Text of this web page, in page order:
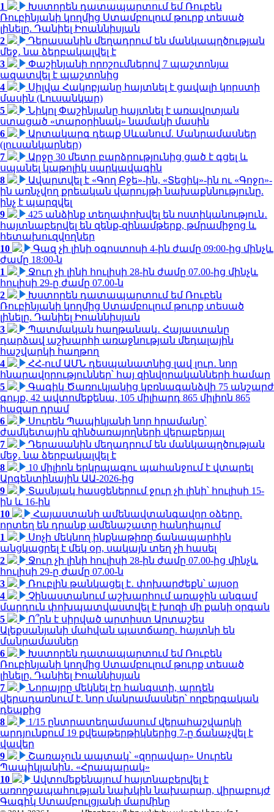
1
Խստորեն դատապարտում եմ Ռուբեն
Ռուբինյանի կողմից Ստամբուլում թուրք տեսած
լինելը. Դանիել Իոաննիսյան
2
Դերասանին մեղադրում են մանկապղծության
մեջ․ նա ձերբակալվել է
3
Փաշինյանի որոշումներով 7 պաշտոնյա
ազատվել է պաշտոնից
4
Սիլվա Հակոբյանը հայտնել է ցավալի կորստի
մասին (Լուսանկար)
5
Նիկոլ Փաշինյանը հայտնել է առավոտյան
ստացած «տարօրինակ» նամակի մասին
6
Արտակարգ դեպք Սևանում. Մանրամասներ
(լուսանկարներ)
7
Արջը 30 մետր բարձրությունից ցած է գցել և
սպանել կաթոլիկ սարկավագին
8
Ավարտվել է «Գող Բջե»-ին, «Տեցիկ»-ին ու «Գոջո»-
ին առնչվող քրեական վարույթի նախաքննությունը.
ինչ է պարզվել
9
425 անձինք տեղափոխվել են ոստիկանություն․
հայտնաբերվել են զենք-զինամթերք, թմրամիջոց և
հետախուզվողներ
10
Գազ չի լինի օգոստոսի 4-ին ժամը 09:00-ից մինչև
ժամը 18:00-ն
1
Ջուր չի լինի հուլիսի 28-ին ժամը 07.00-ից մինչև
հուլիսի 29-ը ժամը 07.00-ն
2
Խստորեն դատապարտում եմ Ռուբեն
Ռուբինյանի կողմից Ստամբուլում թուրք տեսած
լինելը. Դանիել Իոաննիսյան
3
Պատմական հաղթանակ․ Հայաստանը
դարձավ աշխարհի առաջնության մեդալային
հաշվարկի հաղթող
4
ՀՀ-ում ԱՄՆ դեսպանատնից լավ լուր․ նոր
հնարավորություններ՝ հայ զինվորականների համար
5
Գագիկ Ծառուկյանից կբռնագանձվի 75 անշարժ
գույք, 42 ավտոմեքենա, 105 միլիարդ 865 միլիոն 865
հազար դրամ
6
Սուրեն Պապիկյանի նոր հրամանը՝
ժամկետային զինծառայողների վերաբերյալ
7
Դերասանին մեղադրում են մանկապղծության
մեջ․ նա ձերբակալվել է
8
10 միլիոն երկրպագու պահանջում է վտարել
Արգենտինային ԱԱ-2026-ից
9
Տասնյակ հասցեներում ջուր չի լինի՝ հուլիսի 15-
ին և 16-ին
10
Հայաստանի ամենավտանգավոր օձերը.
որտեղ են դրանք ամենաշատը հանդիպում
1
Սոչի մեկնող ինքնաթիռը ճանապարհին
անցկացրել է մեկ օր, սակայն տեղ չի հասել
2
Ջուր չի լինի հուլիսի 28-ին ժամը 07.00-ից մինչև
հուլիսի 29-ը ժամը 07.00-ն
3
Ռուբլին թանկացել է․ փոխարժեքն՝ այսօր
4
Չինաստանում աշխարհում առաջին անգամ
մարդուն փոխպատվաստվել է խոզի մի քանի օրգան
5
Ո՞րն է սիրված արտիստ Արտաշես
Ալեքսանյանի մահվան պատճառը. հայտնի են
մանրամասներ
6
Խստորեն դատապարտում եմ Ռուբեն
Ռուբինյանի կողմից Ստամբուլում թուրք տեսած
լինելը. Դանիել Իոաննիսյան
7
Նորայրը մեկնել էր հանգստի, արդեն
վերադառնում է. նոր մանրամասներ՝ ողբերգական
դեպքից
8
1/15 ընտրատեղամասում վերահաշվարկի
արդյունքում 19 քվեաթերթիկներից 7-ը ճանաչվել է
վավեր
9
Շառաչուն ապտակ՝ «զորավար» Սուրեն
Պապիկյանին․ «Հրապարակ»
10
Ավտոմեքենայում հայտնաբերվել է
առողջապահության նախկին նախարար, վիրաբույժ
Գագիկ Ստամբուլցյանի մարմինը